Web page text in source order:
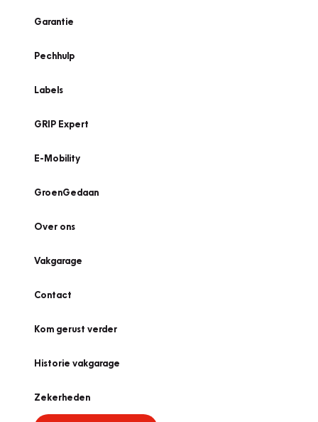
Garantie
Pechhulp
Labels
GRIP Expert
E-Mobility
GroenGedaan
Over ons
Vakgarage
Contact
Kom gerust verder
Historie vakgarage
Zekerheden